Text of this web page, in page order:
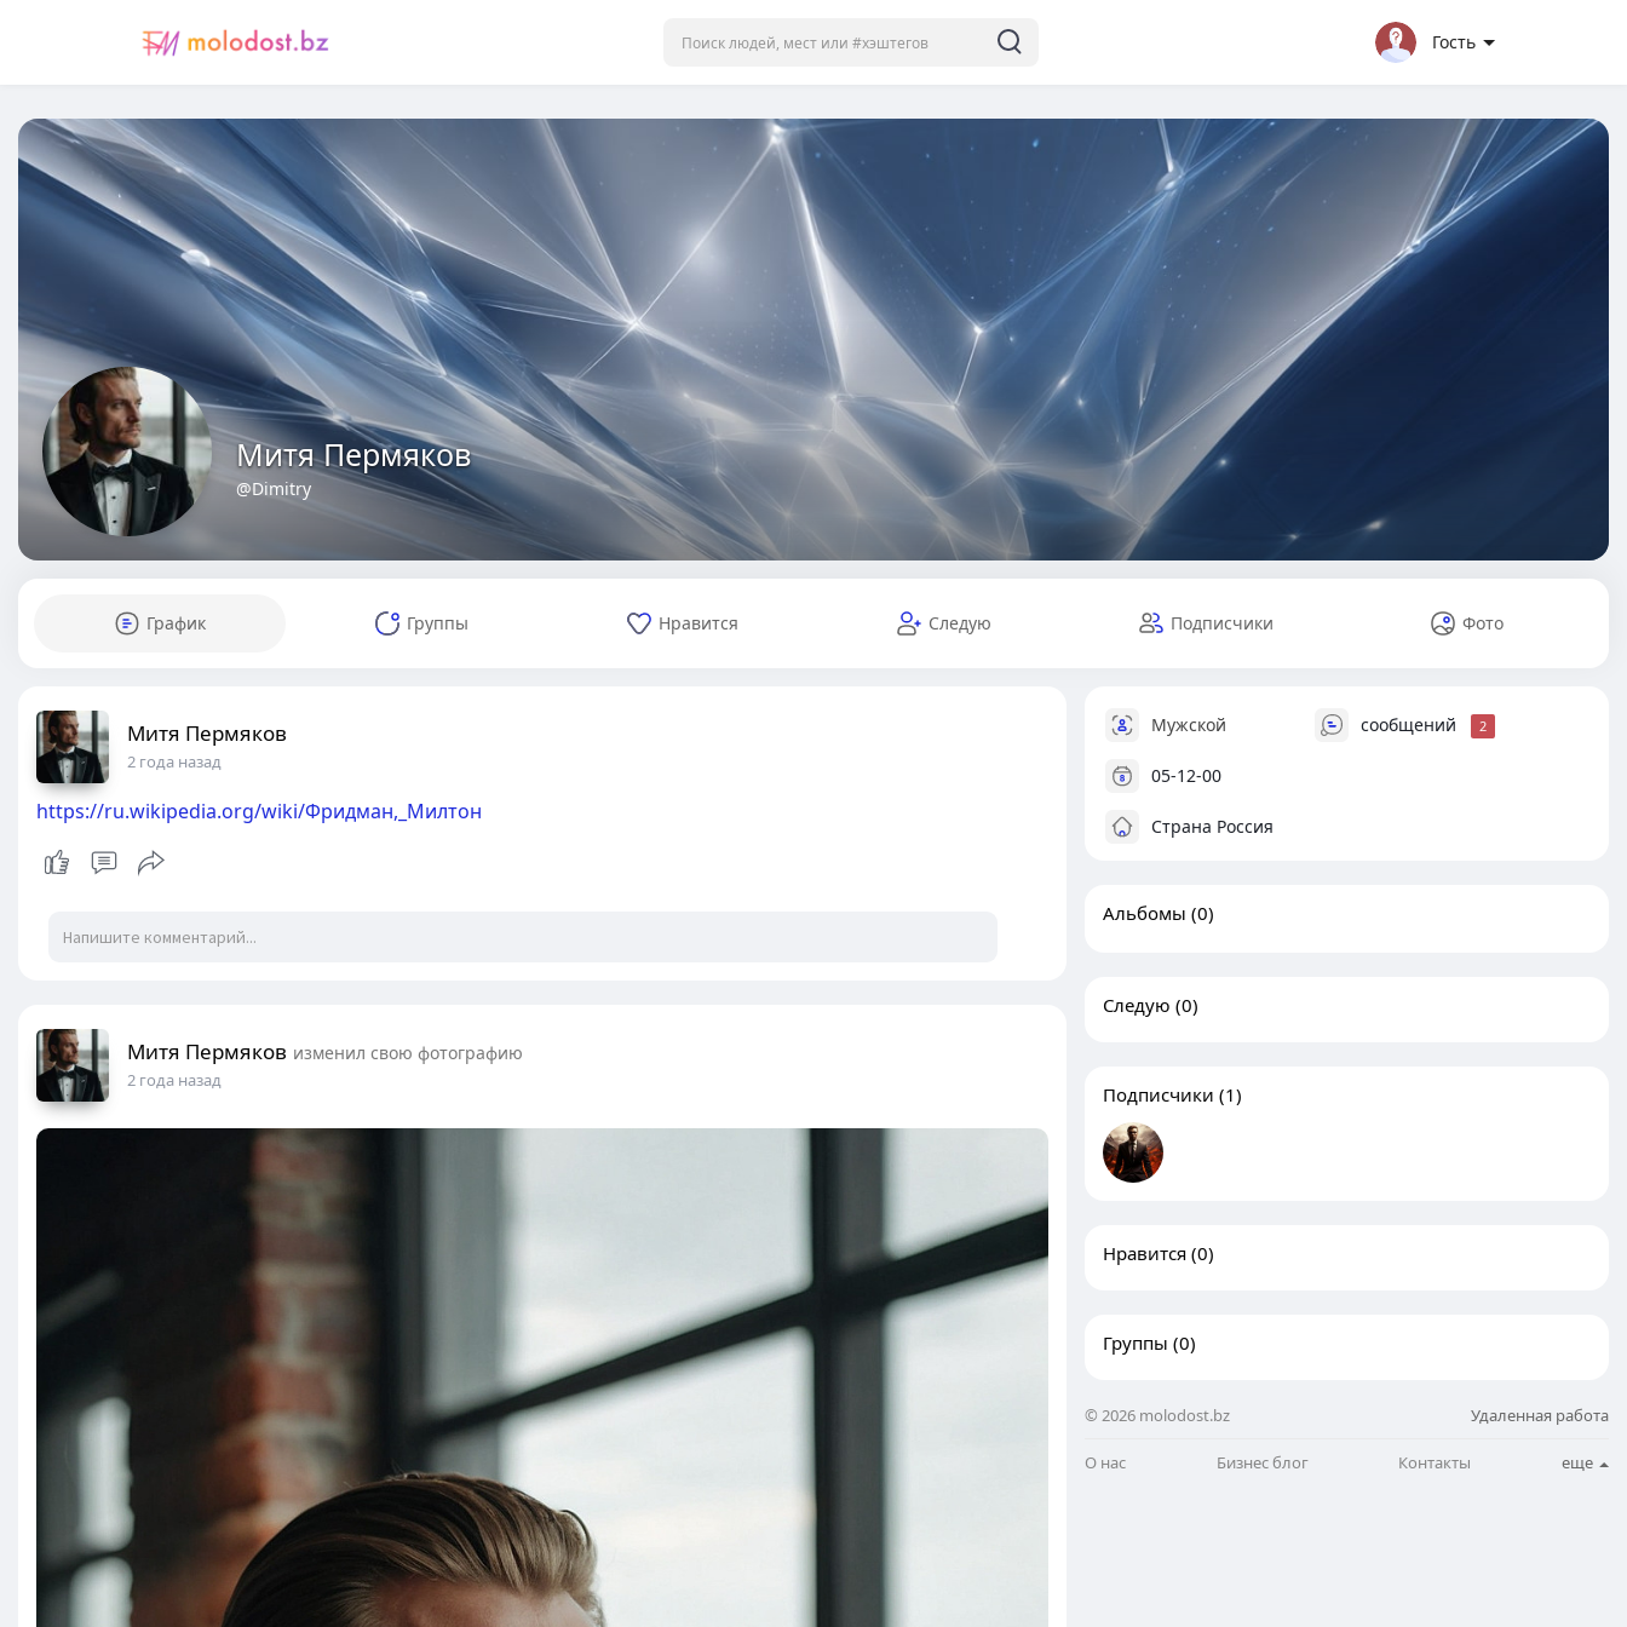
Гость
Митя Пермяков
@Dimitry
График Группы Нравится Следую Подписчики Фото
Митя Пермяков
2 года назад
https://ru.wikipedia.org/wiki/Фридман,_Милтон
Митя Пермяков изменил свою фотографию
2 года назад
Мужской сообщений 2
05-12-00
Страна Россия
Альбомы (0)
Следую (0)
Подписчики (1)
Нравится (0)
Группы (0)
© 2026 molodost.bz Удаленная работа
О нас Бизнес блог Контакты еще